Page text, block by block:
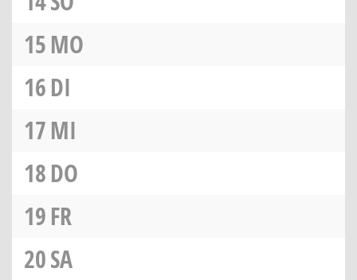
15MO
16DI
17MI
18DO
19FR
20SA